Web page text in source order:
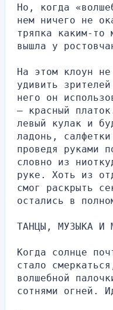
Но, когда
нем ничего не
тряпка каким-то
вышла у
На этом клоун
удивить
него он
– красный
левый кулак и
ладонь,
проведя руками
словно из
руке. Хоть из
смог раскрыть
остались в
ТАНЦЫ, МУЗЫКА И
Когда солнце
стало
волшебной
сотнями огней.